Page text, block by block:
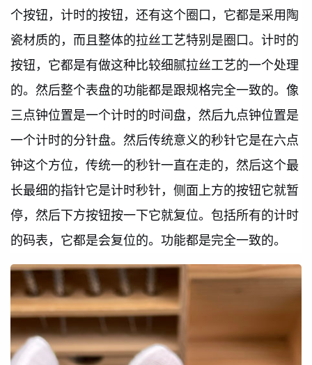
个按钮，计时的按钮，还有这个圈口，它都是采用陶
瓷材质的，而且整体的拉丝工艺特别是圈口。计时的
按钮，它都是有做这种比较细腻拉丝工艺的一个处理
的。然后整个表盘的功能都是跟规格完全一致的。像
三点钟位置是一个计时的时间盘，然后九点钟位置是
一个计时的分针盘。然后传统意义的秒针它是在六点
钟这个方位，传统一的秒针一直在走的，然后这个最
长最细的指针它是计时秒针，侧面上方的按钮它就暂
停，然后下方按钮按一下它就复位。包括所有的计时
的码表，它都是会复位的。功能都是完全一致的。